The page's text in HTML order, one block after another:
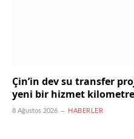
Çin’in dev su transfer
yeni bir hizmet kilometre
8 Ağustos 2026 HABERLER